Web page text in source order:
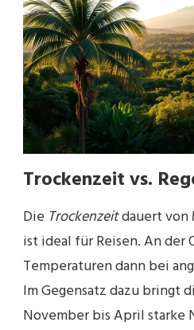
Trockenzeit vs.
Die Trockenzeitdauert von
ist ideal für Reisen. An der
Temperaturen dann bei
Im Gegensatz dazu bringt
November bis April starke